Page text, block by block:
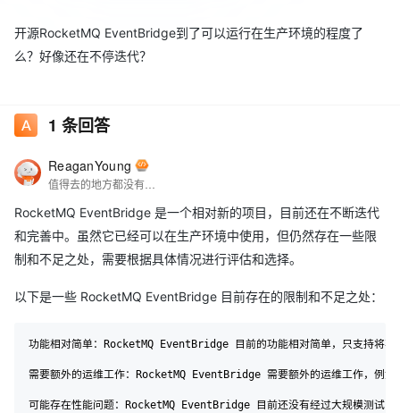
开源RocketMQ EventBridge到了可以运行在生产环境的程度了
么？好像还在不停迭代？
1 条回答
ReaganYoung
RocketMQ EventBridge 是一个相对新的项目，目前还在不断迭代
和完善中。虽然它已经可以在生产环境中使用，但仍然存在一些限
制和不足之处，需要根据具体情况进行评估和选择。
以下是一些 RocketMQ EventBridge 目前存在的限制和不足之处：
功能相对简单：RocketMQ EventBridge 目前的功能相对简单，只支持将
需要额外的运维工作：RocketMQ EventBridge 需要额外的运维工作，例如
可能存在性能问题：RocketMQ EventBridge 目前还没有经过大规模测试，